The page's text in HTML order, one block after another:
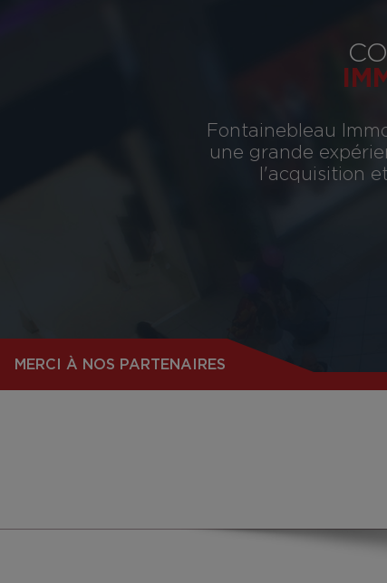
Fontainebleau
une grande
l'acquisition
MERCI À NOS PARTENAIRES